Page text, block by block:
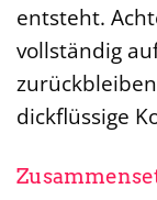
entsteht.
vollständig
dickflüssige